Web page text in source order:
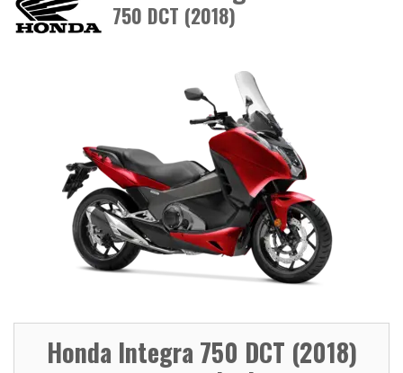
750 DCT (2018)
Honda Integra 750 DCT (2018)